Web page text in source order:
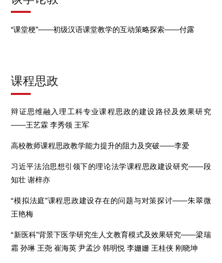
“课堂梗”——初级汉语课堂教学的互动策略探索——付露
课程思政
辩证思维融入理工科专业课程思政的建设路径及效果研究
——王艺霖 李秀领 王军
高校教师课程思政教学能力提升的阻力及突破——李爱
习近平法治思想引领下的理论法学课程思政建设研究——段
知壮 谢梓亦
“模拟法庭”课程思政建设存在的问题与对策探讨——朱翠微
王艳梅
“新医科”背景下医学研究生人文教育模式及效果研究——梁瑞
霜 孙琳 王尧 崔海英 尹孟沙 韩明悦 李姗姗 王桂侠 刚晓坤